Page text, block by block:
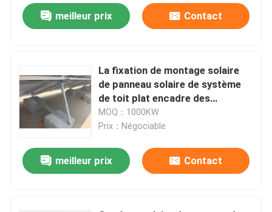
meilleur prix Contact
La fixation de montage solaire
de panneau solaire de système
de toit plat encadre des
supports d'inclinaison de
panneau solaire
MOQ：1000KW
Prix：Négociable
meilleur prix Contact